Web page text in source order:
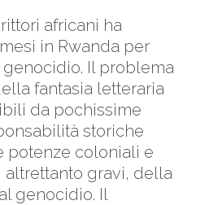
africani ha
in Rwanda per
Il problema
fantasia letteraria
da pochissime
storiche
potenze coloniali e
gravi, della
genocidio. Il